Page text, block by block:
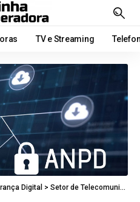
TV e Streaming
Digital > Setor de Telecomunicações é alvo de requerimentos em 2022 na ANPD